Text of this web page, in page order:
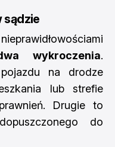
sądzie
wykroczenia.
na drodze
lub strefie
Drugie to
do